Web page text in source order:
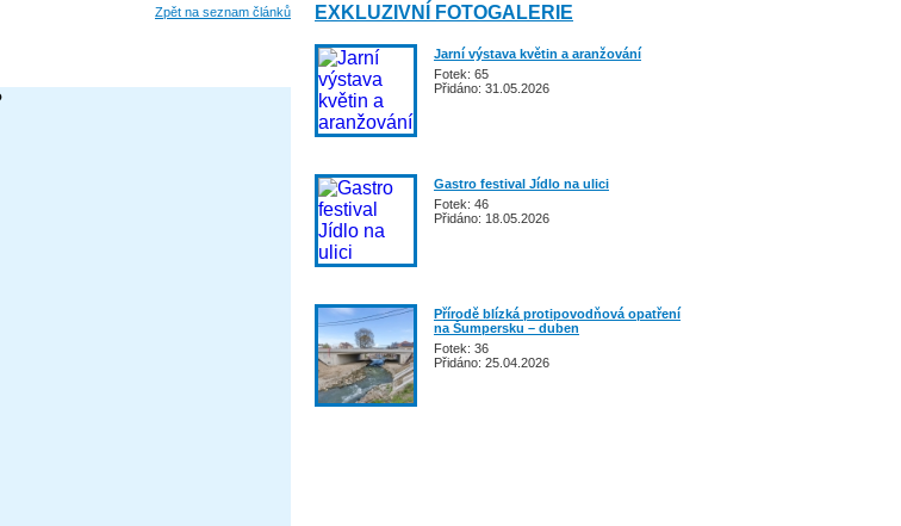
Zpět na seznam článků EXKLUZIVNÍ FOTOGALERIE
Jarní výstava květin a aranžování
Fotek: 65
Přidáno: 31.05.2026
Gastro festival Jídlo na ulici
Fotek: 46
Přidáno: 18.05.2026
Přírodě blízká protipovodňová opatření
na Šumpersku – duben
Fotek: 36
Přidáno: 25.04.2026